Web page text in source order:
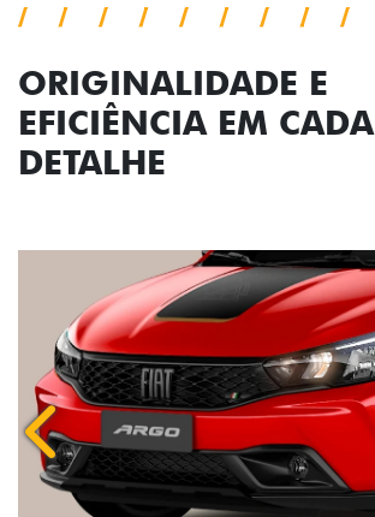
ORIGINALIDADE E
EFICIÊNCIA EM CADA
DETALHE
Anterior